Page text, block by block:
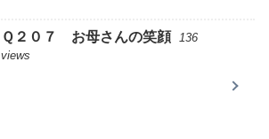
Ｑ２０７ お母さんの笑顔
136
views